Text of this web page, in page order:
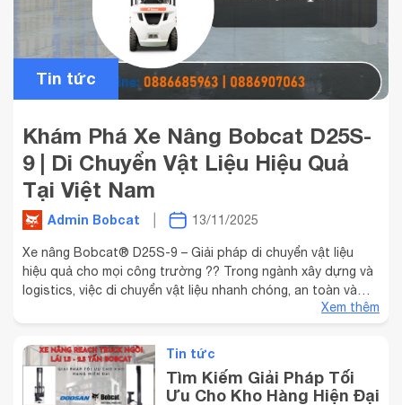
Tin tức
Khám Phá Xe Nâng Bobcat D25S-
9 | Di Chuyển Vật Liệu Hiệu Quả
Tại Việt Nam
Admin Bobcat 13/11/2025
Xe nâng Bobcat® D25S-9 – Giải pháp di chuyển vật liệu
hiệu quả cho mọi công trường ?? Trong ngành xây dựng và
logistics, việc di chuyển vật liệu nhanh chóng, an toàn và
hiệu quả luôn là ưu tiên hàng đầu. Một giải pháp lý tưởng
Xem thêm
Tin tức
Tìm Kiếm Giải Pháp Tối
Ưu Cho Kho Hàng Hiện Đại